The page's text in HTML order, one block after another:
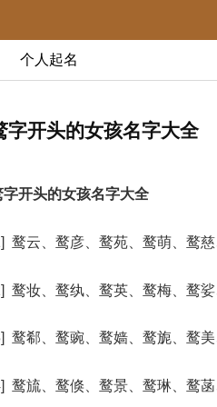
个人起名
字开头的女孩名字大全
字开头的女孩名字大全
鹜云、鹜彦、鹜苑、鹜萌、鹜
鹜妆、鹜纨、鹜英、鹜梅、鹜
鹜郗、鹜豌、鹜嫱、鹜旎、鹜
鹜旈、鹜倏、鹜景、鹜琳、鹜